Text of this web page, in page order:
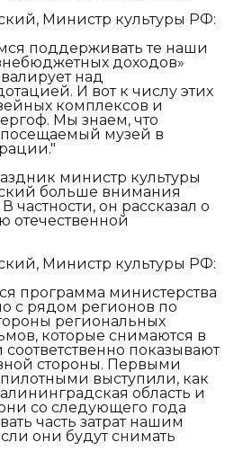
Министр культуры РФ:
поддерживать те наши
доходов»
над
И вот к числу этих
комплексов и
Мы знаем, что
музей в
министр культуры
больше внимания
частности, он рассказал о
отечественной
Министр культуры РФ:
программа министерства
с рядом регионов по
региональных
которые снимаются в
соответственно показывают
стороны. Первыми
выступили, как
область и
со следующего года
часть затрат нашим
они будут снимать